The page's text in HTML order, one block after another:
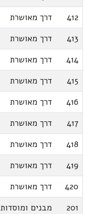
412
דרך מאושרת
413
דרך מאושרת
414
דרך מאושרת
415
דרך מאושרת
416
דרך מאושרת
417
דרך מאושרת
418
דרך מאושרת
419
דרך מאושרת
420
דרך מאושרת
201
מבנים ומוסדות